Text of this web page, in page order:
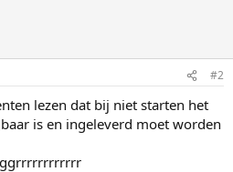
#2
lezen dat bij niet starten het
is en ingeleverd moet worden